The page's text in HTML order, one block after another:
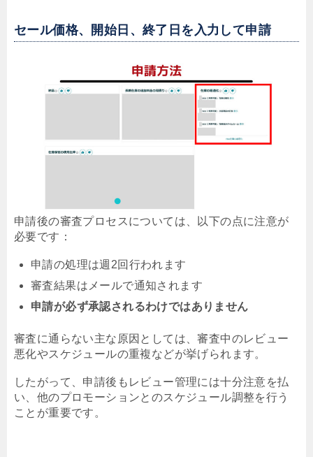
セール価格、開始日、終了日を入力して申請
申請後の審査プロセスについては、以下の点に注意が
必要です：
申請の処理は週2回行われます
審査結果はメールで通知されます
申請が必ず承認されるわけではありません
審査に通らない主な原因としては、審査中のレビュー
悪化やスケジュールの重複などが挙げられます。
したがって、申請後もレビュー管理には十分注意を払
い、他のプロモーションとのスケジュール調整を行う
ことが重要です。